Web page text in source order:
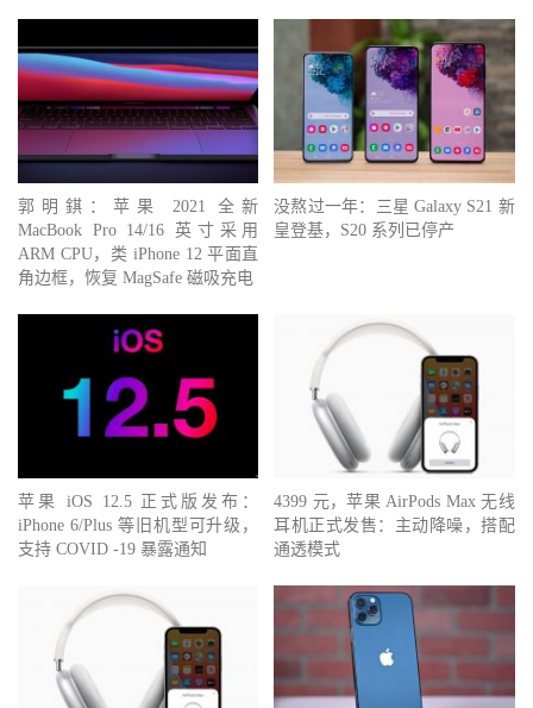
郭明錤：苹果 2021 全新
MacBook Pro 14/16 英寸采用
ARM CPU，类 iPhone 12 平面直
角边框，恢复 MagSafe 磁吸充电
没熬过一年：三星 Galaxy S21 新
皇登基，S20 系列已停产
苹果 iOS 12.5 正式版发布：
iPhone 6/Plus 等旧机型可升级，
支持 COVID -19 暴露通知
4399 元，苹果 AirPods Max 无线
耳机正式发售：主动降噪，搭配
通透模式